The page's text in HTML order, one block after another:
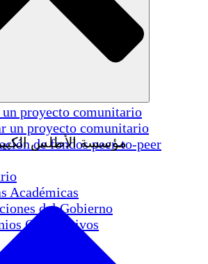
proyecto comunitario
un proyecto comunitario
de fondos peer-to-peer
Académicas
del Gobierno
Corporativos
مؤسسة الأطلس